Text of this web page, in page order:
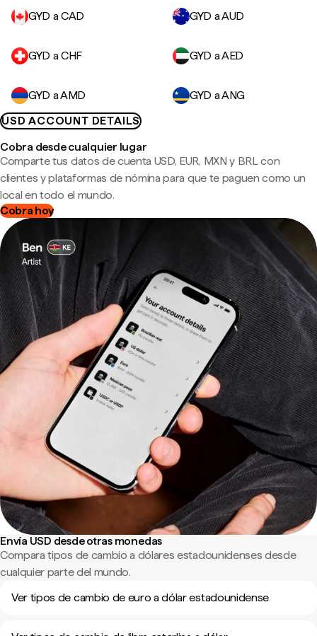
GYD a CAD GYD a AUD
GYD a CHF GYD a AED
GYD a AMD
GYD a ANG
USD ACCOUNT DETAILS
Cobra desde cualquier lugar
Comparte tus datos de cuenta USD, EUR, MXN y BRL con
clientes y plataformas de nómina para que te paguen como un
local en todo el mundo.
Cobra hoy
Envía USD desde otras monedas
Compara tipos de cambio a dólares estadounidenses desde
cualquier parte del mundo.
Ver tipos de cambio de euro a dólar estadounidense